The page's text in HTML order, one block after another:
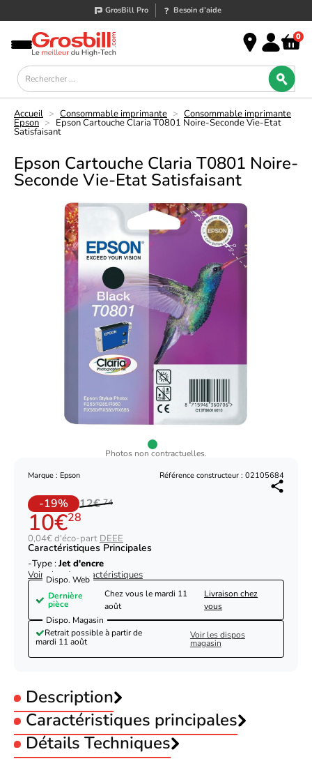
GrosBill Pro Besoin d’aide
0
Accueil > Consommable imprimante > Consommable imprimante
Epson > Epson Cartouche Claria T0801 Noire-Seconde Vie-Etat
Satisfaisant
Epson Cartouche Claria T0801 Noire-
Seconde Vie-Etat Satisfaisant
Photos non contractuelles.
Marque : Epson Référence constructeur : 02105684
-19% 12€ 74
10€28
0,04€ d'éco-part DEEE
Caractéristiques Principales
Type :Jet d'encre
Voir plus de caractéristiques
Dispo. Web
Dernière
pièce
Chez vous le mardi 11
août
Livraison chez
vous
Dispo. Magasin
Retrait possible à partir de
mardi 11 août
Voir les dispos
magasin
Description
Caractéristiques principales
Type :Jet d'encre
Détails Techniques
Imprimantes compatibles :